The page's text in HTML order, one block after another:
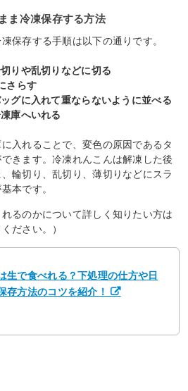
ま冷凍保存する方法
保存する手順は以下の通りです。
りや乱切りなどに切る
さらす
グに入れて重ならないように並べる
庫へいれる
入れることで、変色の原因であるタ
きます。冷凍れんこんは解凍した後
輪切り、乱切り、薄切りなどにスラ
本です。
れるのかについて詳しく知りたい方は
ださい。）
生で食べれる？下処理の仕方や日
存方法のコツを紹介！